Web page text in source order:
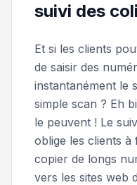
suivi des
Et si les clients
de saisir des
instantanément le
simple scan ? Eh
le peuvent ! Le
oblige les clients à
copier de longs
vers les sites web